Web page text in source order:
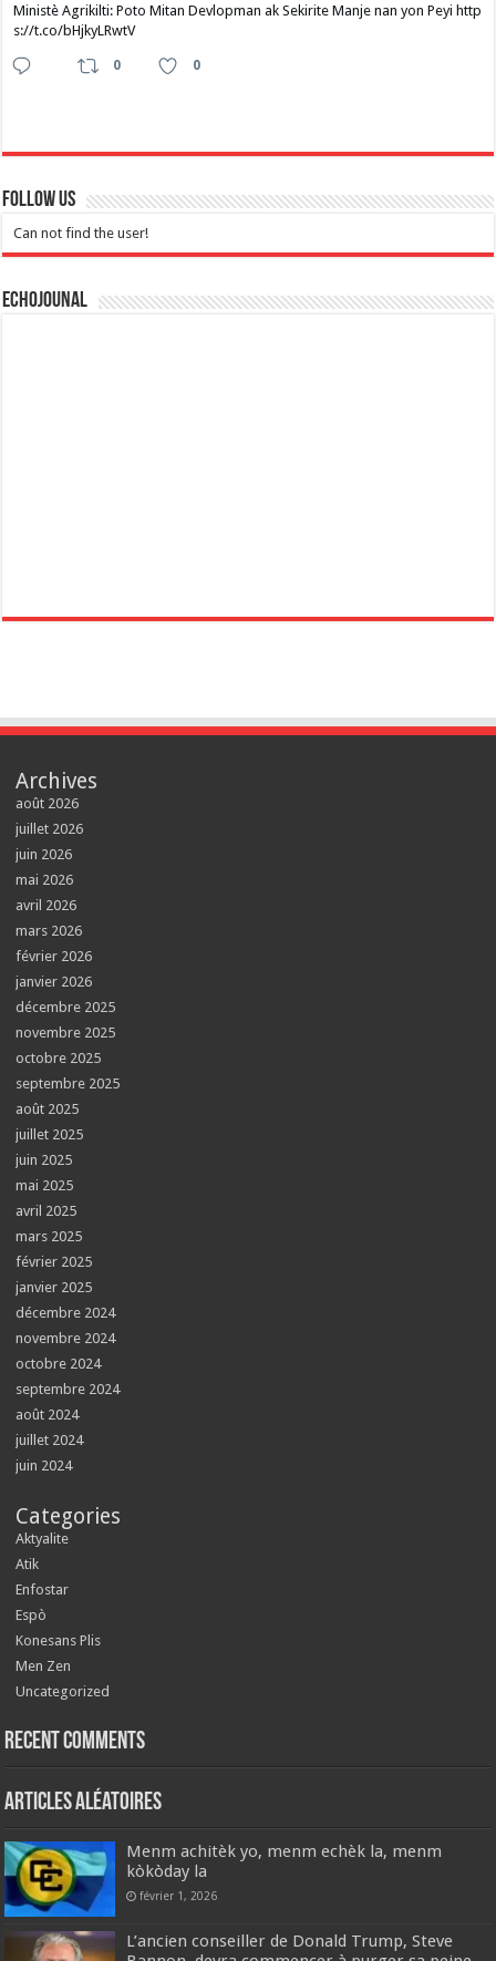
Ministè Agrikilti: Poto Mitan Devlopman ak Sekirite Manje nan yon Peyi http
s://t.co/bHjkyLRwtV
0 0
Follow Us
Can not find the user!
Echojounal
Archives
août 2026
juillet 2026
juin 2026
mai 2026
avril 2026
mars 2026
février 2026
janvier 2026
décembre 2025
novembre 2025
octobre 2025
septembre 2025
août 2025
juillet 2025
juin 2025
mai 2025
avril 2025
mars 2025
février 2025
janvier 2025
décembre 2024
novembre 2024
octobre 2024
septembre 2024
août 2024
juillet 2024
juin 2024
Categories
Aktyalite
Atik
Enfostar
Espò
Konesans Plis
Men Zen
Uncategorized
Recent Comments
Articles aléatoires
Menm achitèk yo, menm echèk la, menm
kòkòday la
février 1, 2026
L’ancien conseiller de Donald Trump, Steve